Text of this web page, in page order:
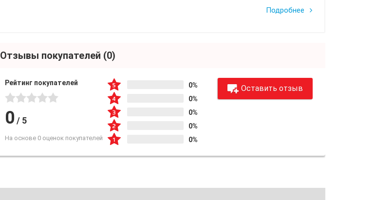
Подробнее
Отзывы покупателей (0)
Рейтинг покупателей
0 / 5
На основе 0 оценок покупателей
0%
0%
0%
0%
0%
Оставить отзыв